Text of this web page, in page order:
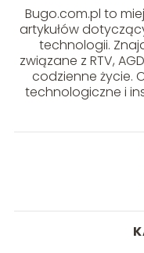
Bugo.com.pl to
artykułów
technologii.
związane z RTV,
codzienne życie.
technologiczne i